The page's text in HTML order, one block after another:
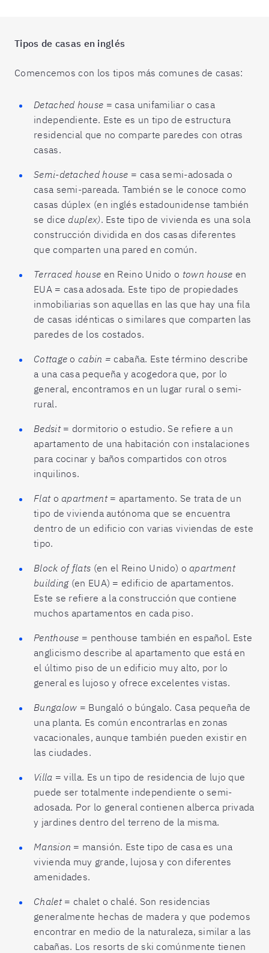
Tipos de casas en inglés
Comencemos con los tipos más comunes de casas:
Detached house = casa unifamiliar o casa
independiente. Este es un tipo de estructura
residencial que no comparte paredes con otras
casas.
Semi-detached house = casa semi-adosada o
casa semi-pareada. También se le conoce como
casas dúplex (en inglés estadounidense también
se dice duplex). Este tipo de vivienda es una sola
construcción dividida en dos casas diferentes
que comparten una pared en común.
Terraced house en Reino Unido o town house en
EUA = casa adosada. Este tipo de propiedades
inmobiliarias son aquellas en las que hay una fila
de casas idénticas o similares que comparten las
paredes de los costados.
Cottage o cabin = cabaña. Este término describe
a una casa pequeña y acogedora que, por lo
general, encontramos en un lugar rural o semi-
rural.
Bedsit = dormitorio o estudio. Se refiere a un
apartamento de una habitación con instalaciones
para cocinar y baños compartidos con otros
inquilinos.
Flato apartment = apartamento. Se trata de un
tipo de vivienda autónoma que se encuentra
dentro de un edificio con varias viviendas de este
tipo.
Block of flats (en el Reino Unido) o apartment
building(en EUA) = edificio de apartamentos.
Este se refiere a la construcción que contiene
muchos apartamentos en cada piso.
Penthouse = penthouse también en español. Este
anglicismo describe al apartamento que está en
el último piso de un edificio muy alto, por lo
general es lujoso y ofrece excelentes vistas.
Bungalow = Bungaló o búngalo. Casa pequeña de
una planta. Es común encontrarlas en zonas
vacacionales, aunque también pueden existir en
las ciudades.
Villa = villa. Es un tipo de residencia de lujo que
puede ser totalmente independiente o semi-
adosada. Por lo general contienen alberca privada
y jardines dentro del terreno de la misma.
Mansion = mansión. Este tipo de casa es una
vivienda muy grande, lujosa y con diferentes
amenidades.
Chalet = chalet o chalé. Son residencias
generalmente hechas de madera y que podemos
encontrar en medio de la naturaleza, similar a las
cabañas. Los resorts de ski comúnmente tienen